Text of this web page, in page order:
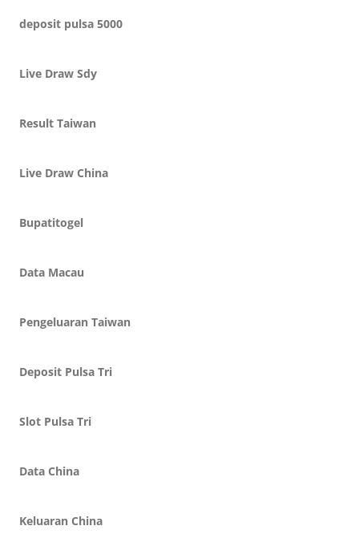
deposit pulsa 5000
Live Draw Sdy
Result Taiwan
Live Draw China
Bupatitogel
Data Macau
Pengeluaran Taiwan
Deposit Pulsa Tri
Slot Pulsa Tri
Data China
Keluaran China